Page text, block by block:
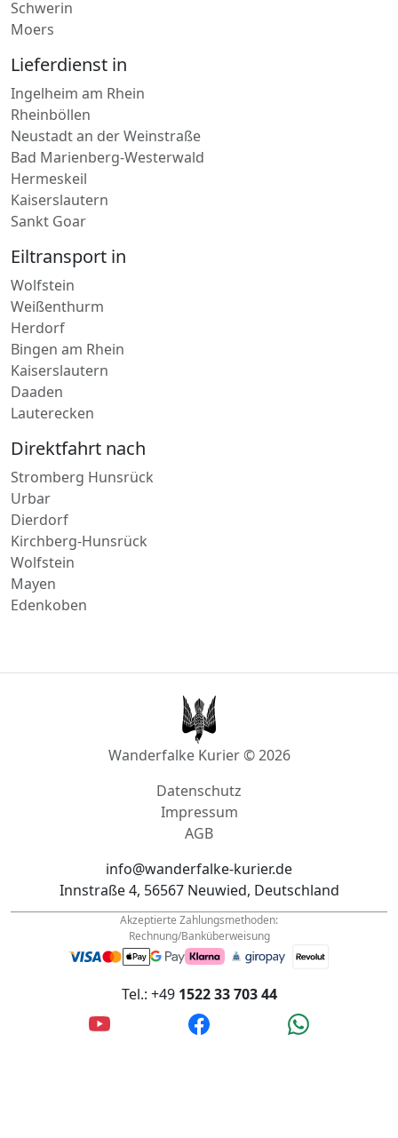
Braunschweig
Oberhausen
Moers
Lieferdienst in
Ingelheim am Rhein
Rheinböllen
Neustadt an der Weinstraße
Bad Marienberg-Westerwald
Hermeskeil
Sankt Goar
Eiltransport in
Wolfstein
Weißenthurm
Herdorf
Bingen am Rhein
Kaiserslautern
Lauterecken
Direktfahrt nach
Stromberg Hunsrück
Urbar
Dierdorf
Kirchberg-Hunsrück
Wolfstein
Wanderfalke Kurier © 2026
Datenschutz
AGB
info@wanderfalke-kurier.de
Innstraße 4, 56567 Neuwied, Deutschland
Akzeptierte Zahlungsmethoden:
1522 33 703 44